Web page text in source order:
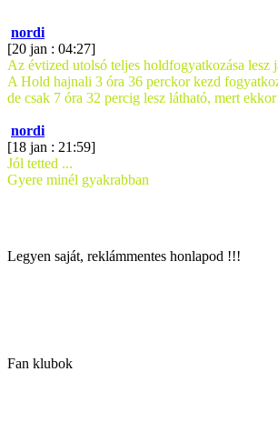
nordi
[20 jan : 04:27]
Az évtized utolsó teljes holdfogyatkozása lesz
A Hold hajnali 3 óra 36 perckor kezd
de csak 7 óra 32 percig lesz látható, mert
nordi
[18 jan : 21:59]
Jól tetted ...
Gyere minél gyakrabban
Legyen saját, reklámmentes honlapod !!!
Fan klubok